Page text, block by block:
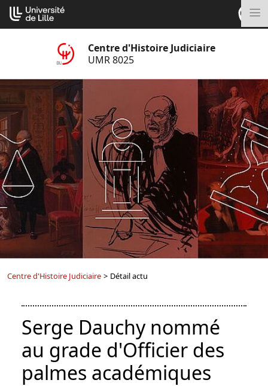
Aller
au
contenu
Centre d'Histoire Judiciaire
UMR 8025
Centre d'Histoire Judiciaire > Détail actu
Serge Dauchy nommé
au grade d'Officier des
palmes académiques
Cookies management panel